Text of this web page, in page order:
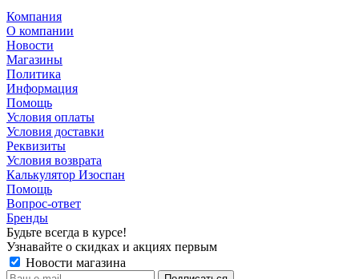
Компания
О компании
Новости
Магазины
Политика
Информация
Помощь
Условия оплаты
Условия доставки
Реквизиты
Условия возврата
Калькулятор Изоспан
Помощь
Вопрос-ответ
Бренды
Будьте всегда в курсе!
Узнавайте о скидках и акциях первым
Новости магазина